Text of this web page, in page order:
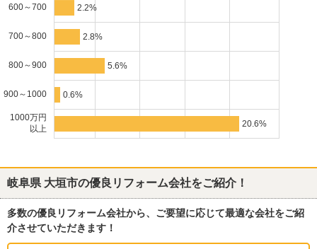
600～700 2.2%
700～800 2.8%
800～900 5.6%
900～1000 0.6%
1000万円
以上
20.6%
岐阜県 大垣市の優良リフォーム会社をご紹介！
多数の優良リフォーム会社から、ご要望に応じて最適な会社をご紹
介させていただきます！